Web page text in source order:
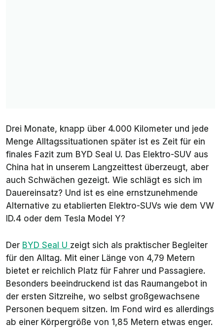
Drei Monate, knapp über 4.000 Kilometer und jede
Menge Alltagssituationen später ist es Zeit für ein
finales Fazit zum BYD Seal U. Das Elektro-SUV aus
China hat in unserem Langzeittest überzeugt, aber
auch Schwächen gezeigt. Wie schlägt es sich im
Dauereinsatz? Und ist es eine ernstzunehmende
Alternative zu etablierten Elektro-SUVs wie dem VW
ID.4 oder dem Tesla Model Y?
Der BYD Seal U zeigt sich als praktischer Begleiter
für den Alltag. Mit einer Länge von 4,79 Metern
bietet er reichlich Platz für Fahrer und Passagiere.
Besonders beeindruckend ist das Raumangebot in
der ersten Sitzreihe, wo selbst großgewachsene
Personen bequem sitzen. Im Fond wird es allerdings
ab einer Körpergröße von 1,85 Metern etwas enger.